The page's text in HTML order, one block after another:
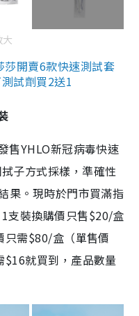
莎開賣6款快速測試套
試劑買2送1
售YHLO新冠病毒快速
子方式採樣，準確性
果。現時於門市買滿指
支裝換購價只售$20/盒
只需$80/盒（單售價
就買到，產品數量